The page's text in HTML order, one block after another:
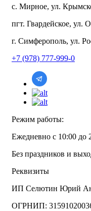
с. Мирное, ул.
пгт. Гвардейское, ул.
г. Симферополь, ул.
+7 (978) 777-999-0
Режим работы:
Ежедневно с 10:00 до
Без праздников и
Реквизиты
ИП Селютин Юрий
ОГРНИП: